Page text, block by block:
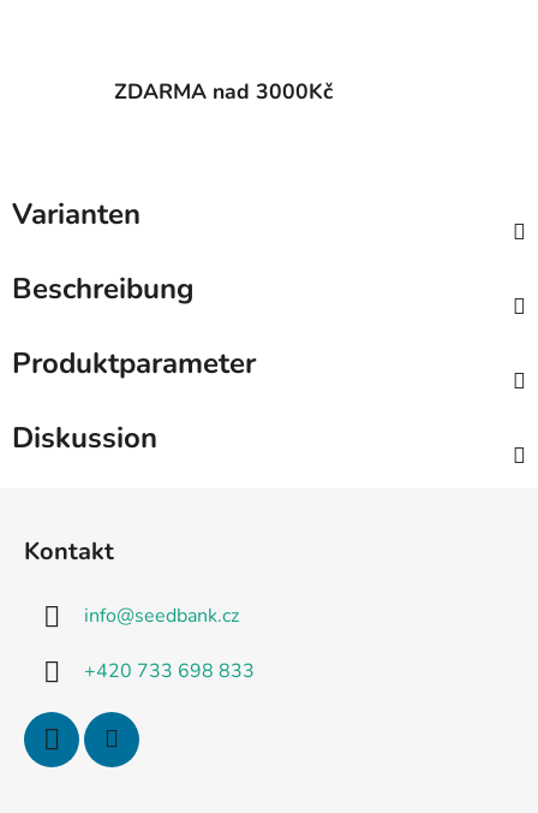
ZDARMA nad 3000Kč
Varianten
Beschreibung
Produktparameter
Diskussion
Kontakt
info@seedbank.cz
+420 733 698 833